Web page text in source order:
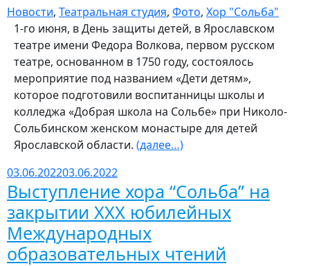
Новости, Театральная студия, Фото, Хор "Сольба"
1-го июня, в День защиты детей, в Ярославском
театре имени Федора Волкова, первом русском
театре, основанном в 1750 году, состоялось
мероприятие под названием «Дети детям»,
которое подготовили воспитанницы школы и
колледжа «Добрая школа на Сольбе» при Николо-
Сольбинском женском монастыре для детей
Ярославской области. (далее…)
03.06.202203.06.2022
Выступление хора “Сольба” на
закрытии XXX юбилейных
Международных
образовательных чтений